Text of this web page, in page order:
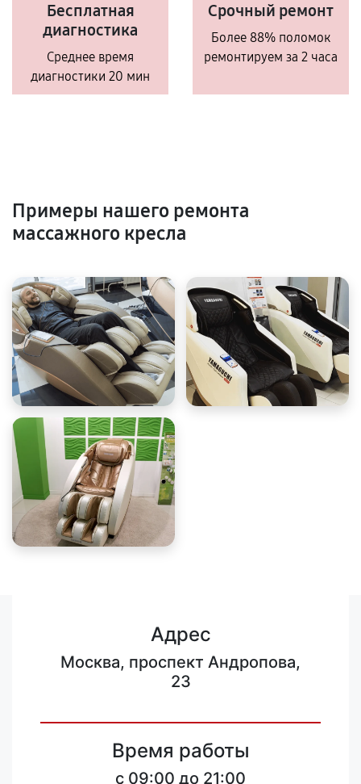
Бесплатная
диагностика
Среднее время
диагностики 20 мин
Срочный ремонт
Более 88% поломок
ремонтируем за 2 часа
Примеры нашего ремонта
массажного кресла
Адрес
Москва, проспект Андропова,
23
Время работы
c 09:00 до 21:00